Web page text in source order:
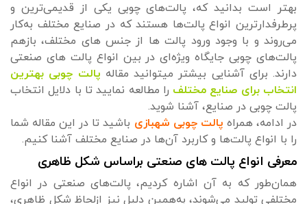
بهتر است بدانید که، پالت‌های چوبی یکی از قدیمی‌ترین و
پرطرفدارترین انواع پالت‌ها هستند که در صنایع مختلف به‌کار
می‌روند و با وجود ورود پالت ها از جنس های مختلف، بازهم
پالت‌های چوبی جایگاه ویژه‌ای در بین انواع پالت‌ های صنعتی
دارند. برای آشنایی بیشتر میتوانید مقاله پالت چوبی بهترین
انتخاب برای صنایع مختلف را مطالعه نمایید تا با دلایل انتخاب
پالت چوبی در صنایع، آشنا شوید.
در ادامه، همراه پالت چوبی شهبازی باشید تا در این مقاله شما
را با انواع پالت‌ها و کاربرد آن‌ها در صنایع مختلف آشنا کنیم.
معرفی انواع پالت‌ های صنعتی براساس شکل ظاهری
همان‌طور که به آن اشاره کردیم، پالت‌های صنعتی در انواع
مختلفی تولید می‌شوند، به‌همین دلیل نیز ازلحاظ شکل ظاهری،